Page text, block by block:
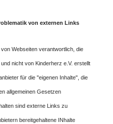
von externen Links
Webseiten verantwortlich, die
nicht von Kinderherz e.V. erstellt
für die "eigenen Inhalte", die
allgemeinen Gesetzen
sind externe Links zu
bereitgehaltene INhalte